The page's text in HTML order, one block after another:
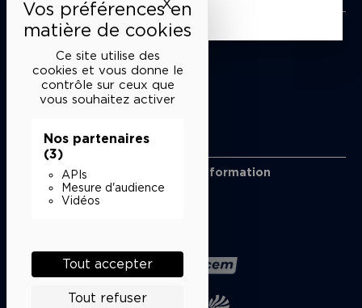
Ce site utilise des
cookies et vous donne le
contrôle sur ceux que
vous souhaitez activer
Nos partenaires
(3)
APIs
Mesure d'audience
Vidéos
Tout accepter
Tout refuser
XMasquer le bandeau des
Mentions légales
Conditions générales de vente
Cookies
Restons en lien
Inscrivez-vous à notre lettre d’information
Suivez-nous sur les réseaux